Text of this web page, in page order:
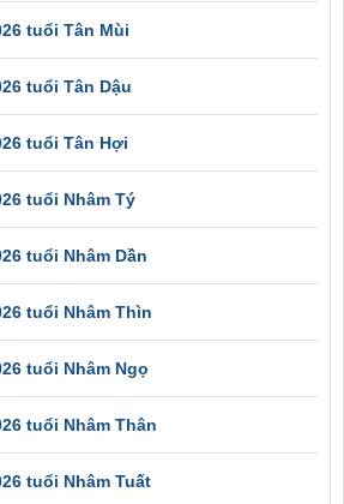
tuổi Tân Mùi
tuổi Tân Dậu
tuổi Tân Hợi
tuổi Nhâm Tý
tuổi Nhâm Dần
tuổi Nhâm Thìn
tuổi Nhâm Ngọ
tuổi Nhâm Thân
tuổi Nhâm Tuất